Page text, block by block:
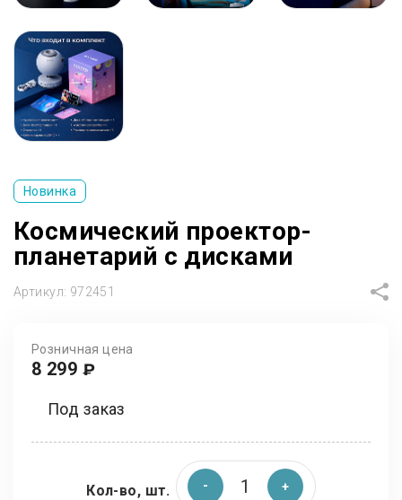
Новинка
Космический проектор-
планетарий с дисками
Артикул: 972451
Розничная цена
8 299 ₽
Под заказ
Кол-во, шт.